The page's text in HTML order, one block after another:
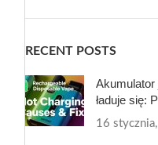
RECENT POSTS
Akumulator
ładuje się:
16